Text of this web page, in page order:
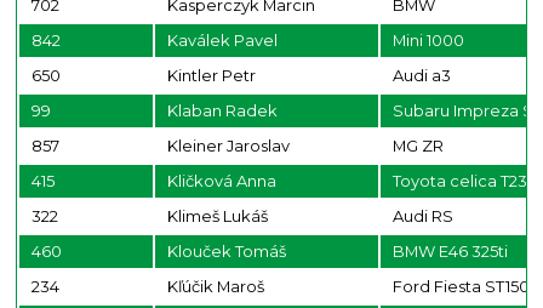
702
Kasperczyk Marcin
BMW
842
Kaválek Pavel
Mini 1000
650
Kintler Petr
Audi a3
99
Klaban Radek
Subaru Impreza
857
Kleiner Jaroslav
MG ZR
415
Kličková Anna
Toyota celica T23
322
Klimeš Lukáš
Audi RS
460
Klouček Tomáš
BMW E46 325ti
234
Kľúčik Maroš
Ford Fiesta ST150